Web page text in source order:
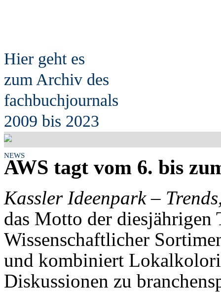
Hier geht es
zum Archiv des
fachbuchjournals
2009 bis 2023
NEWS
AWS tagt vom 6. bis
Kassler Ideenpark –
das Motto der diesjährigen
Wissenschaftlicher
und kombiniert
Diskussionen zu